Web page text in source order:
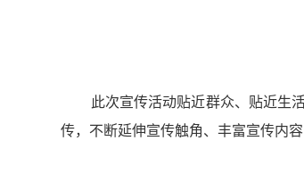
此次宣传活动贴近群众、贴近生
传，不断延伸宣传触角、丰富宣传内